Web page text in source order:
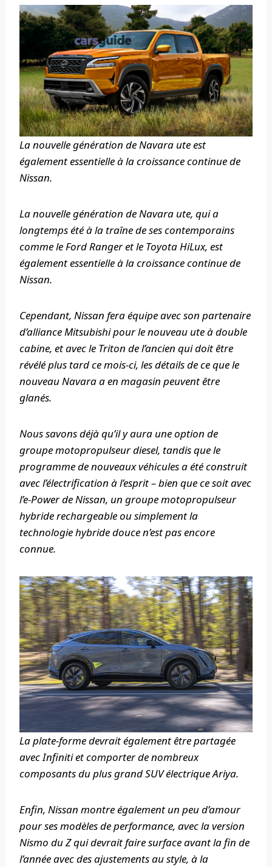
La nouvelle génération de Navara ute est
également essentielle à la croissance continue de
Nissan.
La nouvelle génération de Navara ute, qui a
longtemps été à la traîne de ses contemporains
comme le Ford Ranger et le Toyota HiLux, est
également essentielle à la croissance continue de
Nissan.
Cependant, Nissan fera équipe avec son partenaire
d’alliance Mitsubishi pour le nouveau ute à double
cabine, et avec le Triton de l’ancien qui doit être
révélé plus tard ce mois-ci, les détails de ce que le
nouveau Navara a en magasin peuvent être
glanés.
Nous savons déjà qu’il y aura une option de
groupe motopropulseur diesel, tandis que le
programme de nouveaux véhicules a été construit
avec l’électrification à l’esprit – bien que ce soit avec
l’e-Power de Nissan, un groupe motopropulseur
hybride rechargeable ou simplement la
technologie hybride douce n’est pas encore
connue.
La plate-forme devrait également être partagée
avec Infiniti et comporter de nombreux
composants du plus grand SUV électrique Ariya.
Enfin, Nissan montre également un peu d’amour
pour ses modèles de performance, avec la version
Nismo du Z qui devrait faire surface avant la fin de
l’année avec des ajustements au style, à la